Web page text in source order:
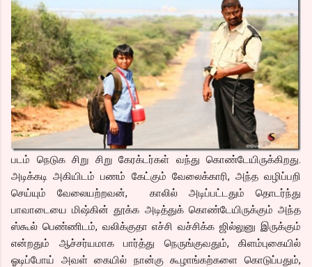
படம் நெடுக சிறு சிறு கேரக்டர்கள் வந்து கொண்டேயிருக்கிறது.
அடிக்கடி அகியிடம் பணம் கேட்கும் வேலைக்காரி, அந்த வழிப்பறி
செய்யும் வேலையற்றவன், காலில் அடிப்பட்டதும் தொடர்ந்து
பாவாடையை மிஷ்கின் தூக்க அடித்துக் கொண்டேயிருக்கும் அந்த
ஸ்கூல் பெண்ணிடம், வலிக்குதா எச்சி வச்சிக்க ஜில்லுனு இருக்கும்
என்றதும் ஆச்சர்யமாக பார்த்து நெருங்குவதும், கிளம்புகையில்
ஓடிப்போய் அவள் கையில் நான்கு கூழாங்கற்களை கொடுப்பதும்,